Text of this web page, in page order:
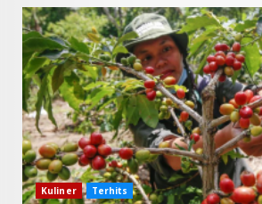
Kuliner Terhits
3
9 Makanan Batak
Diketahui! Budaya
Jarang Dipahami
Indonesia
Juni 25, 2026
4
Datu Batak: Misteri
Batak Terungkap!
Juni 11, 2026